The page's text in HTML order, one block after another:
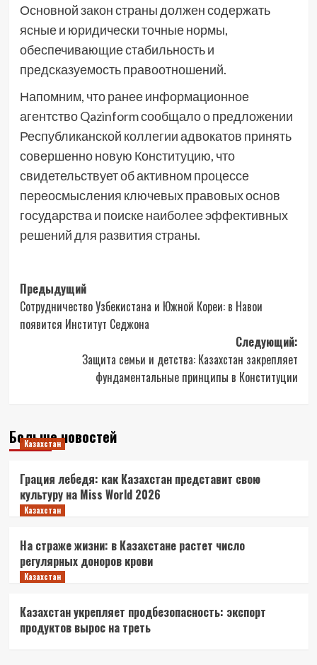
Основной закон страны должен содержать
ясные и юридически точные нормы,
обеспечивающие стабильность и
предсказуемость правоотношений.
Напомним, что ранее информационное
агентство Qazinform сообщало о предложении
Республиканской коллегии адвокатов принять
совершенно новую Конституцию, что
свидетельствует об активном процессе
переосмысления ключевых правовых основ
государства и поиске наиболее эффективных
решений для развития страны.
Навигация
записи
Предыдущий
Сотрудничество Узбекистана и Южной Кореи: в Навои
появится Институт Седжона
Следующий:
Защита семьи и детства: Казахстан закрепляет
фундаментальные принципы в Конституции
Больше новостей
Казахстан
Грация лебедя: как Казахстан представит свою
культуру на Miss World 2026
Казахстан
На страже жизни: в Казахстане растет число
регулярных доноров крови
Казахстан
Казахстан укрепляет продбезопасность: экспорт
продуктов вырос на треть